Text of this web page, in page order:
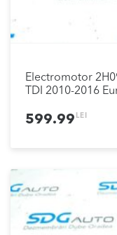
Electromotor
TDI 2010-2016
599.99 LEI